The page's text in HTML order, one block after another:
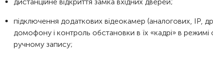
підключення додаткових відеокамер (аналогових, IP,
домофону і контроль обстановки в їх «кадрі» в
ручному запису;